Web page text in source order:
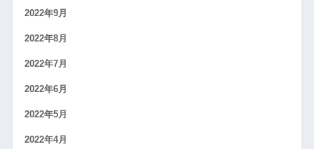
2022年9月
2022年8月
2022年7月
2022年6月
2022年5月
2022年4月